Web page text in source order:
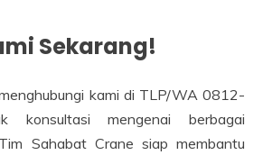
Sekarang!
kami di TLP/WA 0812-
konsultasi mengenai berbagai
Sahabat Crane siap membantu